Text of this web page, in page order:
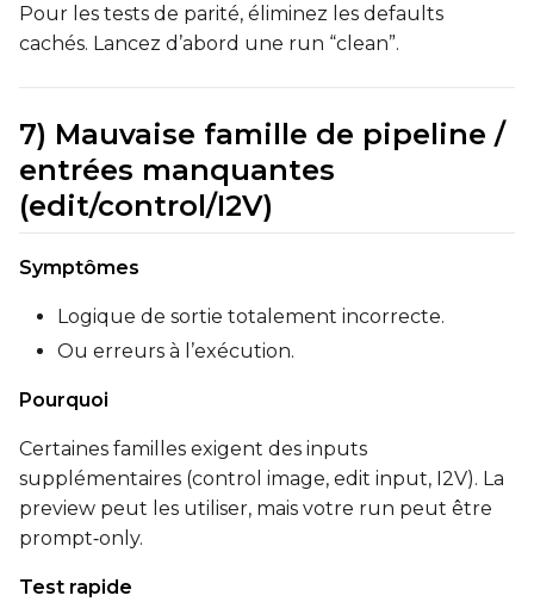
Pour les tests de parité, éliminez les defaults
cachés. Lancez d’abord une run “clean”.
7) Mauvaise famille de pipeline /
entrées manquantes
(edit/control/I2V)
Symptômes
Logique de sortie totalement incorrecte.
Ou erreurs à l’exécution.
Pourquoi
Certaines familles exigent des inputs
supplémentaires (control image, edit input, I2V). La
preview peut les utiliser, mais votre run peut être
prompt‑only.
Test rapide